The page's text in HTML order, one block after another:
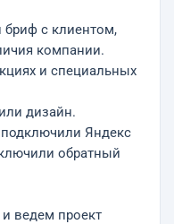
бриф с клиентом,
компании.
и специальных
дизайн.
Яндекс
обратный
ведем проект